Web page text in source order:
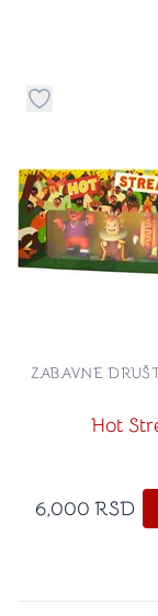
Dugme za
Hot
ZABAVNE
6,000 RSD